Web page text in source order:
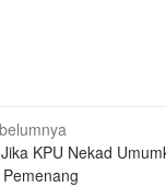
KPU Nekad